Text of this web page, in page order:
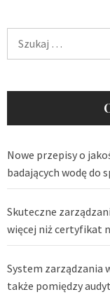
Nowe przepisy o
badających wodę do
Skuteczne
więcej niż certyfikat
System zarządzania
także pomiędzy